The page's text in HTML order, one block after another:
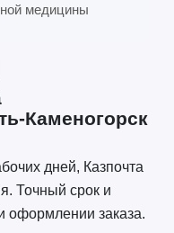
медицины
Каменогорск
дней, Казпочта
Точный срок и
оформлении заказа.